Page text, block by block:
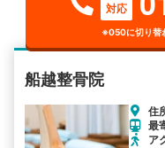
対応
※050に切り替
船越整骨院
住
最
ア